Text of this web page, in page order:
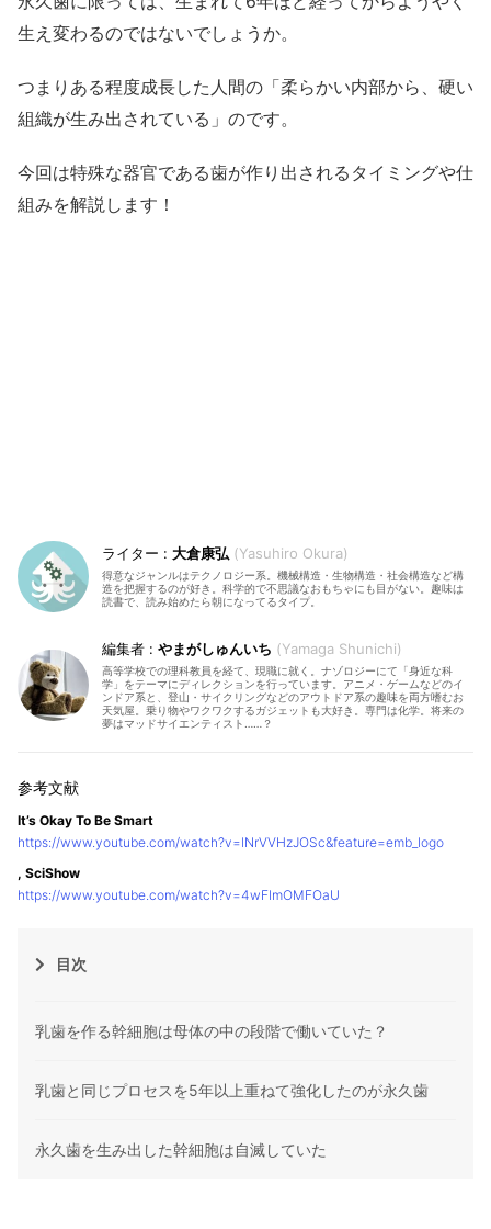
生え変わるのではないでしょうか。
つまりある程度成長した人間の「柔らかい内部から、硬い
組織が生み出されている」のです。
今回は特殊な器官である歯が作り出されるタイミングや仕
組みを解説します！
大倉康弘 Yasuhiro Okura
得意なジャンルはテクノロジー系。機械構造・生物構造・社会構造など構
造を把握するのが好き。科学的で不思議なおもちゃにも目がない。趣味は
読書で、読み始めたら朝になってるタイプ。
やまがしゅんいち Yamaga Shunichi
高等学校での理科教員を経て、現職に就く。ナゾロジーにて「身近な科
学」をテーマにディレクションを行っています。アニメ・ゲームなどのイ
ンドア系と、登山・サイクリングなどのアウトドア系の趣味を両方嗜むお
天気屋。乗り物やワクワクするガジェットも大好き。専門は化学。将来の
夢はマッドサイエンティスト……？
It’s Okay To Be Smart
https://www.youtube.com/watch?v=lNrVVHzJOSc&feature=emb_logo
, SciShow
https://www.youtube.com/watch?v=4wFlmOMFOaU
目次
乳歯を作る幹細胞は母体の中の段階で働いていた？
乳歯と同じプロセスを5年以上重ねて強化したのが永久歯
永久歯を生み出した幹細胞は自滅していた